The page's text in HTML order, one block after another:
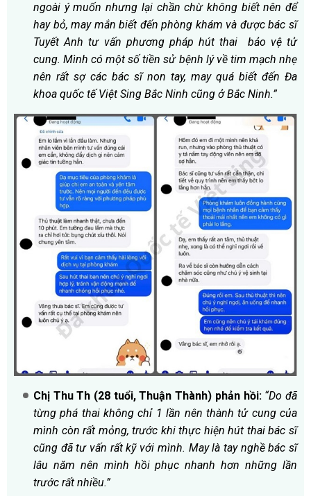
ngoài ý muốn nhưng lại chần chừ không biết nên để
hay bỏ, may mắn biết đến phòng khám và được bác sĩ
Tuyết Anh tư vấn phương pháp hút thai bảo vệ tử
cung. Mình có một số tiền sử bệnh lý về tim mạch nhẹ
nên rất sợ các bác sĩ non tay, may quá biết đến Đa
khoa quốc tế Việt Sing Bắc Ninh cũng ở Bắc Ninh.”
Chị Thu Th (28 tuổi, Thuận Thành) phản hồi: “Do đã
từng phá thai không chỉ 1 lần nên thành tử cung của
mình còn rất mỏng, trước khi thực hiện hút thai bác sĩ
cũng đã tư vấn rất kỹ với mình. May là tay nghề bác sĩ
lâu năm nên mình hồi phục nhanh hơn những lần
trước rất nhiều.”